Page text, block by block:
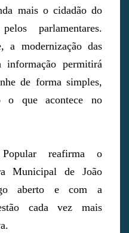
mais o cidadão do
parlamentares.
a modernização das
informação permitirá
de forma simples,
o que acontece no
reafirma o
Municipal de João
aberto e com a
cada vez mais